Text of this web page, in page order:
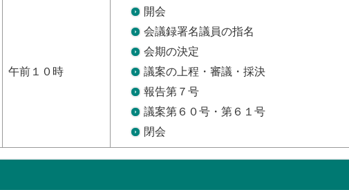
午前１０時
開会
会議録署名議員の指名
会期の決定
議案の上程・審議・採決
報告第７号
議案第６０号・第６１号
閉会